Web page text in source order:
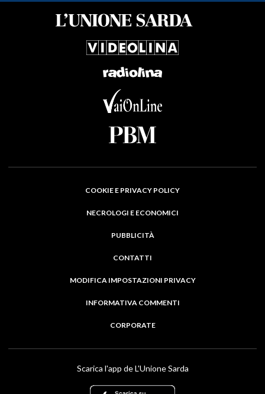
COOKIE E PRIVACY POLICY
NECROLOGI E ECONOMICI
PUBBLICITÀ
CONTATTI
MODIFICA IMPOSTAZIONI PRIVACY
INFORMATIVA COMMENTI
CORPORATE
Scarica l'app de L'Unione Sarda